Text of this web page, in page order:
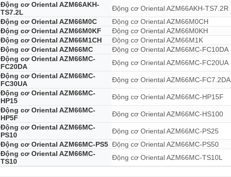
Động cơ Oriental AZM66AKH-
TS7.2L
Động cơ Oriental AZM66AKH-TS7.2R
Động cơ Oriental AZM66M0C
Động cơ Oriental AZM66M0CH
Động cơ Oriental AZM66M0KF
Động cơ Oriental AZM66M0KH
Động cơ Oriental AZM66M1CH
Động cơ Oriental AZM66M1K
Động cơ Oriental AZM66MC
Động cơ Oriental AZM66MC-FC10DA
Động cơ Oriental AZM66MC-
FC20DA
Động cơ Oriental AZM66MC-FC20UA
Động cơ Oriental AZM66MC-
FC30UA
Động cơ Oriental AZM66MC-FC7.2DA
Động cơ Oriental AZM66MC-
HP15
Động cơ Oriental AZM66MC-HP15F
Động cơ Oriental AZM66MC-
HP5F
Động cơ Oriental AZM66MC-HS100
Động cơ Oriental AZM66MC-
PS10
Động cơ Oriental AZM66MC-PS25
Động cơ Oriental AZM66MC-PS5 Động cơ Oriental AZM66MC-PS50
Động cơ Oriental AZM66MC-
TS10
Động cơ Oriental AZM66MC-TS10L